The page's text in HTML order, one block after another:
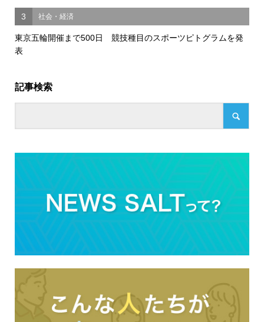
3 社会・経済
東京五輪開催まで500日 競技種目のスポーツピトグラムを発
表
記事検索